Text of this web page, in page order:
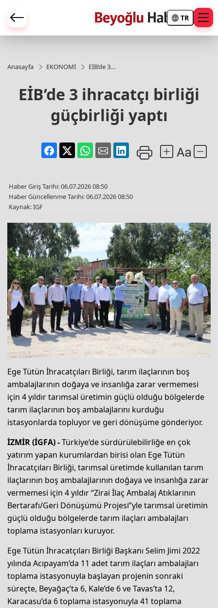
TR
Anasayfa EKONOMİ
EİB’de 3
güçbirliği
yaptı
EİB’de 3 ihracatçı birliği
güçbirliği yaptı
Haber Giriş Tarihi: 06.07.2026 08:50
Haber Güncellenme Tarihi: 06.07.2026 08:50
Kaynak: IGF
Ege Tütün İhracatçıları Birliği, tarım ilaçlarının boş
ambalajlarının doğaya ve insanlığa zarar vermemesi
için 4 yıldır tarımsal üretimin güçlü olduğu bölgelerde
tarım ilaçlarının boş ambalajlarını kurduğu
istasyonlarda topluyor ve geri dönüşüme gönderiyor.
İZMİR (İGFA) -Türkiye’de sürdürülebilirliğe en çok
yatırım yapan kurumlardan birisi olan Ege Tütün
İhracatçıları Birliği, tarımsal üretimde kullanılan tarım
ilaçlarının boş ambalajlarının doğaya ve insanlığa zarar
vermemesi için 4 yıldır “Zirai İlaç Ambalaj Atıklarının
Bertarafı/Geri Dönüşümü Projesi”yle tarımsal üretimin
güçlü olduğu bölgelerde tarım ilaçları ambalajları
toplama istasyonları kuruyor.
Ege Tütün İhracatçıları Birliği Başkanı Selim Jimi 2022
yılında Acıpayam’da 11 adet tarım ilaçları ambalajları
toplama istasyonuyla başlayan projenin sonraki
süreçte, Beyağaç’ta 6, Kale’de 6 ve Tavas’ta 12,
Karacasu’da 6 toplama istasyonuyla 41 toplama